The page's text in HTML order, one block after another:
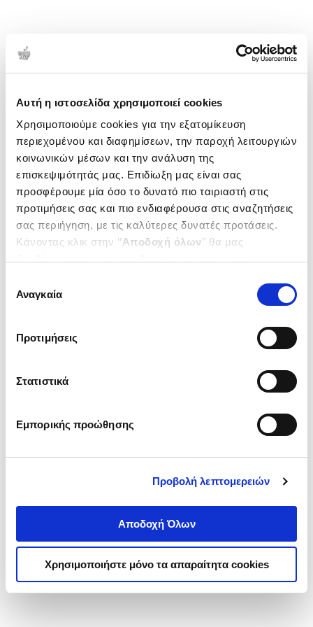
Αυτή η ιστοσελίδα χρησιμοποιεί cookies
Χρησιμοποιούμε cookies για την εξατομίκευση
περιεχομένου και διαφημίσεων, την παροχή λειτουργιών
κοινωνικών μέσων και την ανάλυση της
επισκεψιμότητάς μας. Επιδίωξη μας είναι σας
προσφέρουμε μία όσο το δυνατό πιο ταιριαστή στις
προτιμήσεις σας και πιο ενδιαφέρουσα στις αναζητήσεις
σας περιήγηση, με τις καλύτερες δυνατές προτάσεις.
Κάνοντας κλικ στην ‘’Αποδοχή όλων’’ θα μας
ενδιαφέρουν και να επιλέξετε από τα παρακάτω με την
΄΄και να ενημερωθείτε σχετικά με
συγκατάθεσης
Αναγκαία
Προτιμήσεις
Στατιστικά
Εμπορικής προώθησης
Προβολή λεπτομερειών
Αποδοχή Όλων
Χρησιμοποιήστε μόνο τα απαραίτητα cookies